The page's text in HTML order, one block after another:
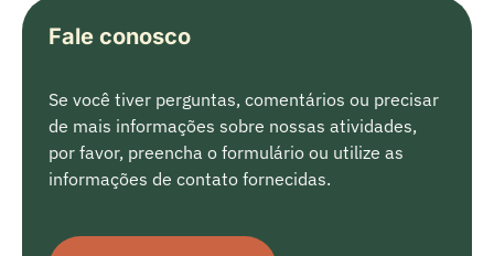
Fale conosco
Se você tiver perguntas, comentários ou precisar
de mais informações sobre nossas atividades,
por favor, preencha o formulário ou utilize as
informações de contato fornecidas.